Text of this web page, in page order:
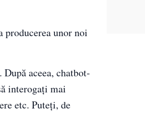
unor noi
aceea, chatbot-
interogați mai
etc. Puteți, de